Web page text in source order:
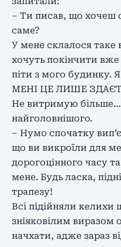
– Ти писав, що хочеш
саме?
У мене склалося таке
хочуть покінчити
піти з мого будинку.
МЕНІ ЦЕ ЛИШЕ
Не витримую
найголовнішого.
– Нумо спочатку
що ви викроїли для
дорогоцінного часу
мене. Будь ласка,
трапезу!
Всі підійняли
зніяковілим виразом
начхати, адже зараз